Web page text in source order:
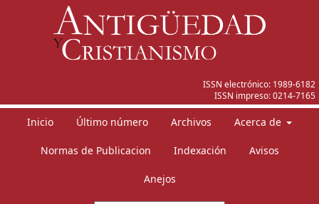
ISSN electrónico: 1989-6182
ISSN impreso:0214-7165
Inicio Último número Archivos Acerca de
Normas de Publicacion Indexación Avisos
Anejos